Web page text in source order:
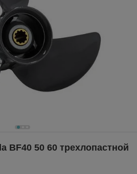
BF40 50 60 трехлопастной